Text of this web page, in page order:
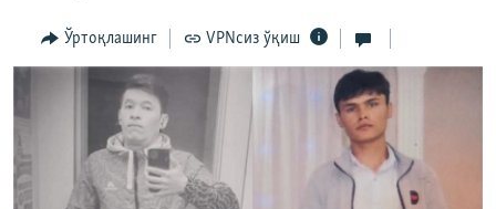
Озодлик бошқа тилларда
Ўртоқлашинг VPNсиз ўқиш